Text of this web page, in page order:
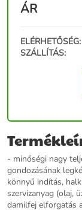
ÁR
ELÉRHETŐSÉG:
SZÁLLÍTÁS:
- minőségi nagy
gondozásának
könnyű indítás,
szervizanyag (olaj,
damilfej elforgatás